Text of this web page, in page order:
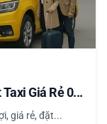
Giá Rẻ 0...
giá rẻ, đặt...